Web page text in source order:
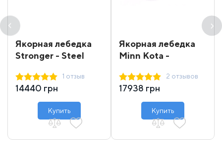
Якорная лебедка
Stronger - Steel
1 отзыв
14440 грн
Купить
Якорная лебедка
Minn Kota -
2 отзывов
17938 грн
Купить